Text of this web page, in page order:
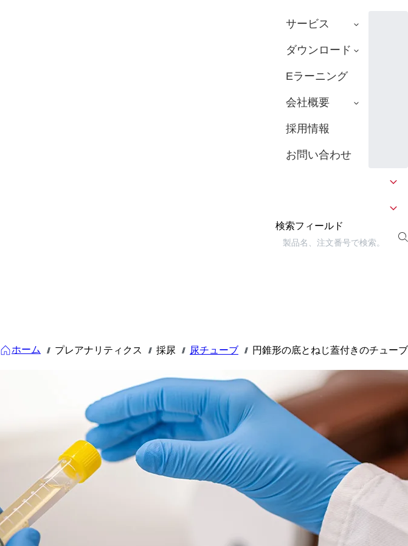
サービス
ダウンロード
Eラーニング
会社概要
採用情報
お問い合わせ
検索フィールド
ホーム /// プレアナリティクス /// 採尿 /// 尿チューブ /// 円錐形の底とねじ蓋付きのチューブ